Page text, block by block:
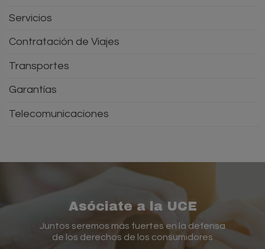
Servicios
Contratación de Viajes
Transportes
Garantías
Telecomunicaciones
Asóciate a la UCE
Juntos seremos más fuertes en la defensa
de los derechos de los consumidores